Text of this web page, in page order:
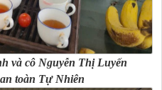
và cô Nguyễn Thị Luyến
toàn Tự Nhiên